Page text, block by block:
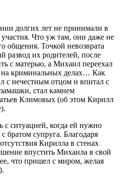
долгих лет не принимали в
Что уж там, они даже не
общения. Точкой невозврата
развод их родителей, после
с матерью, а Михаил переехал
на криминальных делах… Как
с нечестным отцом и впитал с
стал камнем
Климовых (об этом Кирилл
с ситуацией, когда ей нужно
братом супруга. Благодаря
Кирилла в стенах
впустить Михаила в свой
что пришел с миром, желая